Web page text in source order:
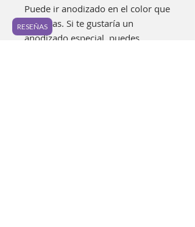
Puede ir anodizado en el color que
prefieras. Si te gustaría un
anodizado especial, puedes
RESEÑAS